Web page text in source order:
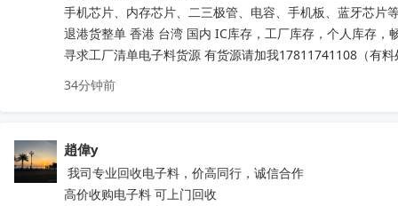
手机芯片、内存芯片、二三极管、电容、手机板、蓝牙芯片
退港货整单 香港 台湾 国内 IC库存，工厂库存，个人库存，
寻求工厂清单电子料货源 有货源请加我17811741108（有
34分钟前
趙偉y
高价收购电子料 可上门回收